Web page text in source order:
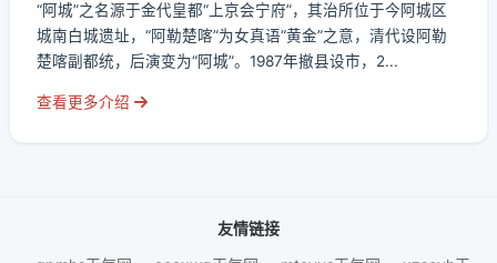
“阿城”之名源于金代皇都“上京会宁府”，其治所位于今阿城区
城南白城遗址，“阿勒楚喀”为女真语“黄金”之意，清代设阿勒
楚喀副都统，后演变为“阿城”。1987年撤县设市，2...
查看更多介绍
友情链接